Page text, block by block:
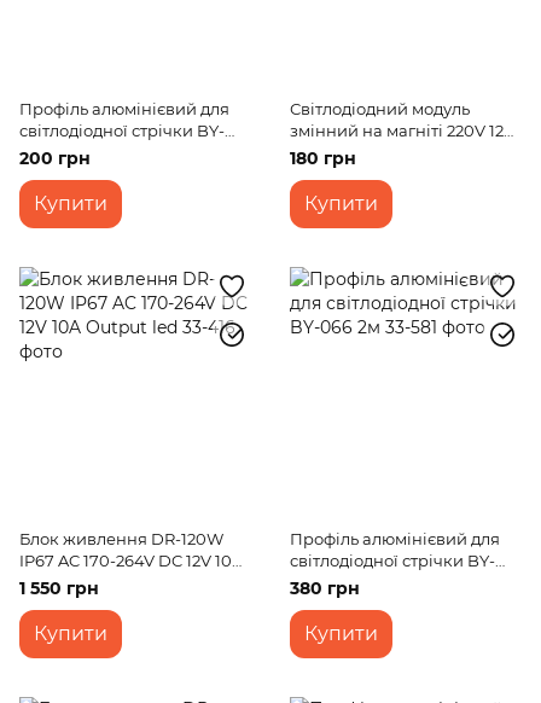
Профіль алюмінієвий для
світлодіодної стрічки BY-
038 1м
200 грн
Купити
Світлодіодний модуль
змінний на магніті 220V 12W
SMD 5730 NW IP20 (LW-
03/24)
180 грн
Купити
Блок живлення DR-120W
IP67 AC 170-264V DC 12V 10A
Output led
1 550 грн
Купити
Профіль алюмінієвий для
світлодіодної стрічки BY-
066 2м
380 грн
Купити